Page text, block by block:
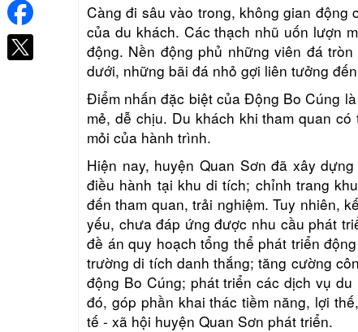
Càng đi sâu vào trong, không gian
của du khách. Các thạch nhũ uốn lượn
động. Nền động phủ những viên đá
dưới, những bãi đá nhỏ gợi liên tưởng
Điểm nhấn đặc biệt của Động Bo Cúng
mẻ, dễ chịu. Du khách khi tham quan
mỏi của hành trình.
Hiện nay, huyện Quan Sơn đã xây
điều hành tại khu di tích; chỉnh trang
đến tham quan, trải nghiệm. Tuy nhiên,
yếu, chưa đáp ứng được nhu cầu phát
đề án quy hoạch tổng thể phát triển
trường di tích danh thắng; tăng cường
động Bo Cúng; phát triển các dịch vụ
đó, góp phần khai thác tiềm năng, lợi
tế - xã hội huyện Quan Sơn phát triển.